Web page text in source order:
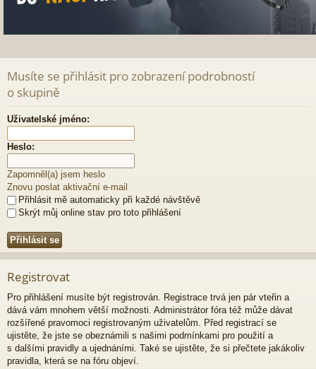
Musíte se přihlásit pro zobrazení podrobností
o skupině
Uživatelské jméno:
Heslo:
Zapomněl(a) jsem heslo
Znovu poslat aktivační e-mail
Přihlásit mě automaticky při každé návštěvě
Skrýt můj online stav pro toto přihlášení
Registrovat
Pro přihlášení musíte být registrován. Registrace trvá jen pár vteřin a
dává vám mnohem větší možnosti. Administrátor fóra též může dávat
rozšířené pravomoci registrovaným uživatelům. Před registrací se
ujistěte, že jste se obeznámili s našimi podmínkami pro použití a
s dalšími pravidly a ujednáními. Také se ujistěte, že si přečtete jakákoliv
pravidla, která se na fóru objeví.